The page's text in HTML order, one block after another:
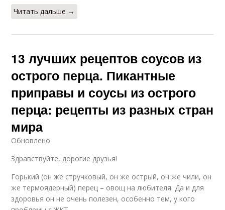
Читать дальше →
13 лучших рецептов соусов из
острого перца. Пикантные
приправы и соусы из острого
перца: рецепты из разных стран
мира
Обновлено
Здравствуйте, дорогие друзья!
Горький (он же стручковый, он же острый, он же чили, он
же термоядерный) перец – овощ на любителя. Да и для
здоровья он не очень полезен, особенно тем, у кого